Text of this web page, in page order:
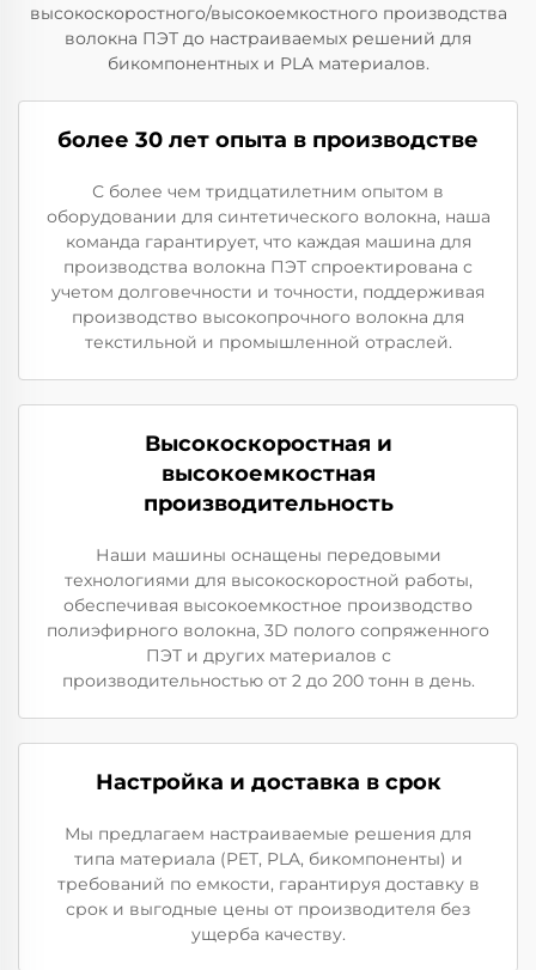
высокоскоростного/высокоемкостного производства
волокна ПЭТ до настраиваемых решений для
бикомпонентных и PLA материалов.
более 30 лет опыта в производстве
С более чем тридцатилетним опытом в
оборудовании для синтетического волокна, наша
команда гарантирует, что каждая машина для
производства волокна ПЭТ спроектирована с
учетом долговечности и точности, поддерживая
производство высокопрочного волокна для
текстильной и промышленной отраслей.
Высокоскоростная и
высокоемкостная
производительность
Наши машины оснащены передовыми
технологиями для высокоскоростной работы,
обеспечивая высокоемкостное производство
полиэфирного волокна, 3D полого сопряженного
ПЭТ и других материалов с
производительностью от 2 до 200 тонн в день.
Настройка и доставка в срок
Мы предлагаем настраиваемые решения для
типа материала (PET, PLA, бикомпоненты) и
требований по емкости, гарантируя доставку в
срок и выгодные цены от производителя без
ущерба качеству.